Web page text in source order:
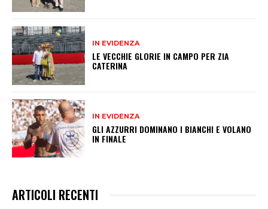
IN EVIDENZA
LE VECCHIE GLORIE IN CAMPO PER ZIA
CATERINA
IN EVIDENZA
GLI AZZURRI DOMINANO I BIANCHI E VOLANO
IN FINALE
ARTICOLI RECENTI